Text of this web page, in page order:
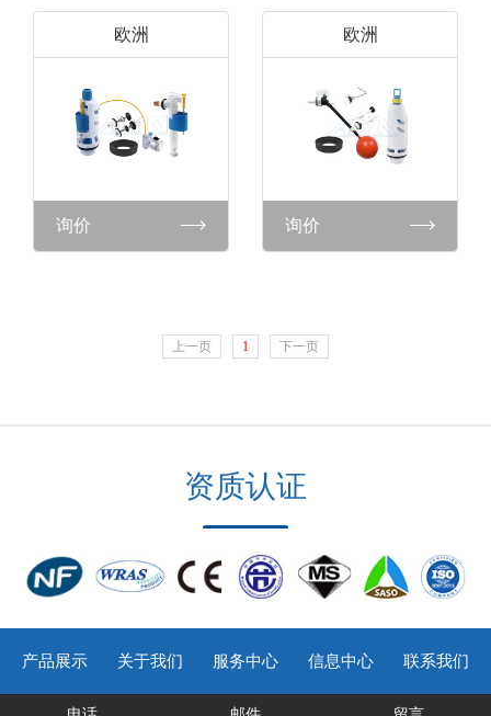
欧洲
询价
欧洲
询价
上一页 1 下一页
资质认证
产品展示 关于我们 服务中心 信息中心 联系我们